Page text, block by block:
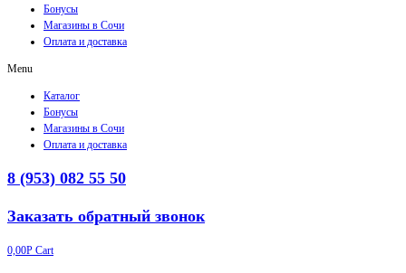
Бонусы
Магазины в Сочи
Оплата и доставка
Menu
Каталог
Бонусы
Магазины в Сочи
Оплата и доставка
8 (953) 082 55 50
Заказать обратный звонок
0,00Р Cart